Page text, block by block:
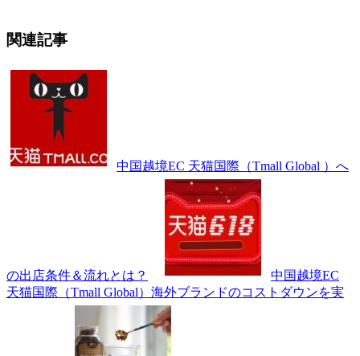
関連記事
中国越境EC 天猫国際（Tmall Global ）へ
の出店条件＆流れとは？
中国越境EC
天猫国際（Tmall Global）海外ブランドのコストダウンを実